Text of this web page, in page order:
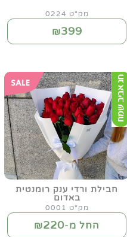
מק"ט 0224
₪399
חבילת ורדי ענק רומנטית
באדום
מק"ט 0001
החל מ-₪220